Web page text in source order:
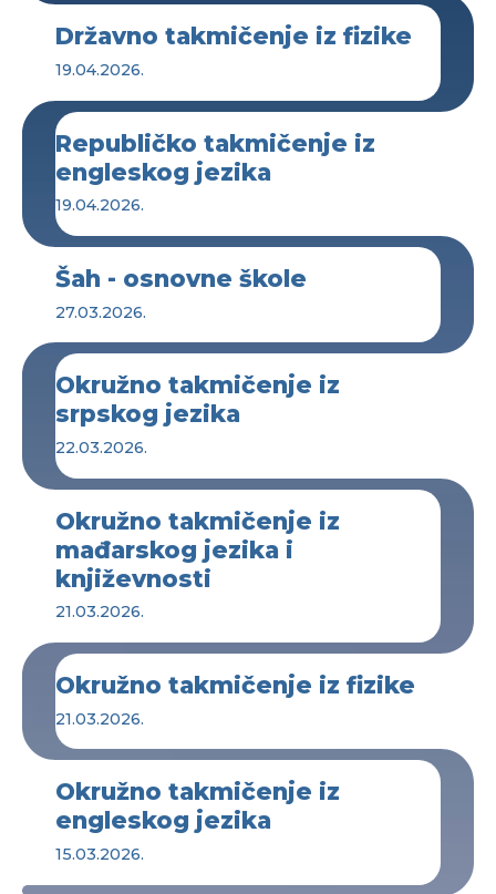
Državno takmičenje iz fizike
19.04.2026.
Republičko takmičenje iz
engleskog jezika
19.04.2026.
Šah - osnovne škole
27.03.2026.
Okružno takmičenje iz
srpskog jezika
22.03.2026.
Okružno takmičenje iz
mađarskog jezika i
književnosti
21.03.2026.
Okružno takmičenje iz fizike
21.03.2026.
Okružno takmičenje iz
engleskog jezika
15.03.2026.